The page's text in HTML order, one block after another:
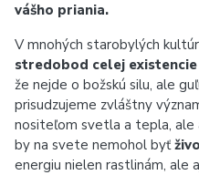
vášho priania.
V mnohých starobylých
stredobod celej existencie
že nejde o božskú silu, ale
prisudzujeme zvláštny
nositeľom svetla a tepla, ale
by na svete nemohol byť
energiu nielen rastlinám, ale